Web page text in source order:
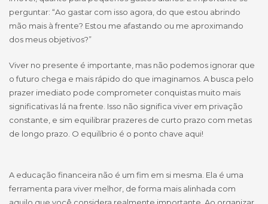
perguntar: “Ao gastar com isso agora, do que estou abrindo
mão mais à frente? Estou me afastando ou me aproximando
dos meus objetivos?”
Viver no presente é importante, mas não podemos ignorar que
o futuro chega e mais rápido do que imaginamos. A busca pelo
prazer imediato pode comprometer conquistas muito mais
significativas lá na frente. Isso não significa viver em privação
constante, e sim equilibrar prazeres de curto prazo com metas
de longo prazo. O equilíbrio é o ponto chave aqui!
A educação financeira não é um fim em si mesma. Ela é uma
ferramenta para viver melhor, de forma mais alinhada com